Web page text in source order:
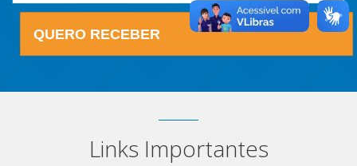
QUERO RECEBER
Links Importantes